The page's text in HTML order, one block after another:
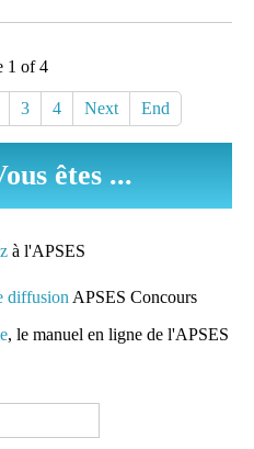
1 of 4
3 4 Next End
êtes ...
à l'APSES
diffusion APSES Concours
, le manuel en ligne de l'APSES